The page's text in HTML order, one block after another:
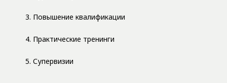
3. Повышение квалификации
4. Практические тренинги
5. Супервизии